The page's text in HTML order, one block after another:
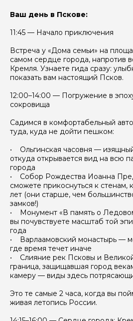
22 23 24
Ваш день в Пскове:
11:45 — Начало приключения
Встреча у «Дома семьи» на
самом сердце города, напротив
Кремля. Узнаете гида сразу:
показать вам настоящий Псков.
12:00–14:00 — Погружение в
сокровища
Садимся в комфортабельный
туда, куда не дойти пешком:
• Ольгинская часовня —
откуда открывается вид на всю
города
• Собор Рождества Иоанна
сможете прикоснуться к стенам,
лет (они старше, чем
замков!)
• Монумент «В память о
вы почувствуете масштаб той
года
• Варлаамовский монастырь —
где время течет иначе
• Слияние рек Псковы и
граница, защищавшая город
камеру — виды здесь
Это те самые 2 часа, когда вы
живая летопись России.